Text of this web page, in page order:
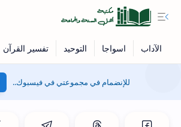
للإنضمام في مجموعتي في فيسبوك..